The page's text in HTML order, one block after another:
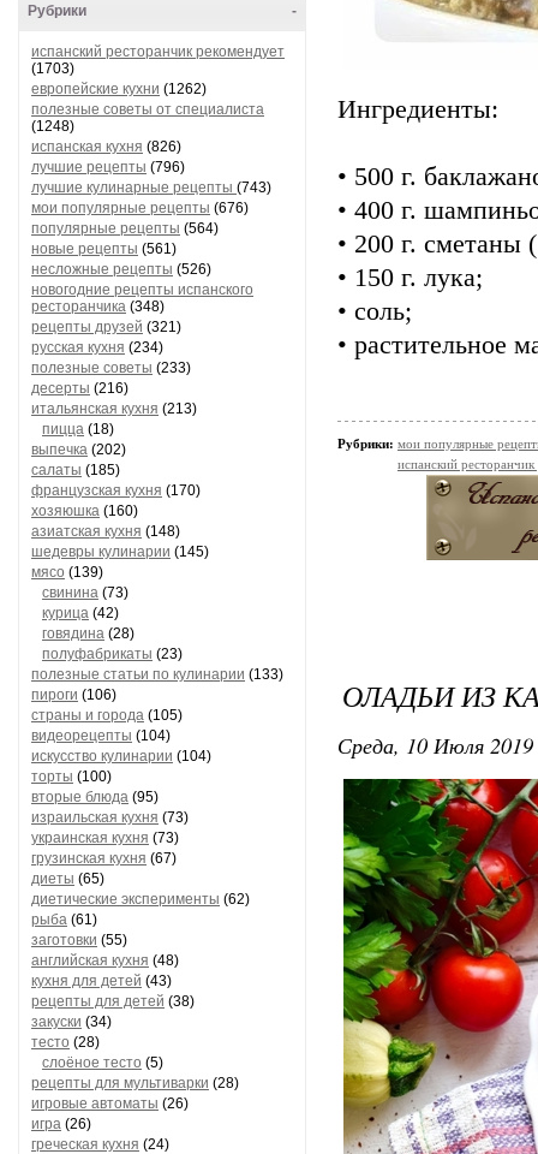
-
Рубрики
испанский ресторанчик рекомендует
(1703)
европейские кухни (1262)
полезные советы от специалиста
(1248)
испанская кухня (826)
лучшие рецепты (796)
лучшие кулинарные рецепты (743)
мои популярные рецепты (676)
популярные рецепты (564)
новые рецепты (561)
несложные рецепты (526)
новогодние рецепты испанского
ресторанчика (348)
рецепты друзей (321)
русская кухня (234)
полезные советы (233)
десерты (216)
итальянская кухня (213)
пицца (18)
выпечка (202)
салаты (185)
французская кухня (170)
хозяюшка (160)
азиатская кухня (148)
шедевры кулинарии (145)
мясо (139)
свинина (73)
курица (42)
говядина (28)
полуфабрикаты (23)
полезные статьи по кулинарии (133)
пироги (106)
страны и города (105)
видеорецепты (104)
искусство кулинарии (104)
торты (100)
вторые блюда (95)
израильская кухня (73)
украинская кухня (73)
грузинская кухня (67)
диеты (65)
диетические эксперименты (62)
рыба (61)
заготовки (55)
английская кухня (48)
кухня для детей (43)
рецепты для детей (38)
закуски (34)
тесто (28)
слоёное тесто (5)
рецепты для мультиварки (28)
игровые автоматы (26)
игра (26)
греческая кухня (24)
Ингредиенты:
• 500 г.
• 400 г.
• 200 г. сметаны
• 150 г. лука;
• соль;
• растительное
Рубрики: мои популярные
испанский
ОЛАДЬИ ИЗ
Среда, 10 Июля